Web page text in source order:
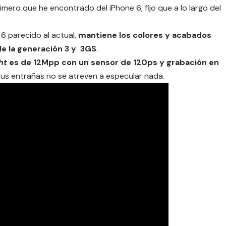
que he encontrado del iPhone 6, fijo que a lo largo del
parecido al actual, mantiene los colores y acabados
la generación 3 y 3GS.
es de 12Mpp con un sensor de 120ps y grabación en
entrañas no se atreven a especular nada.